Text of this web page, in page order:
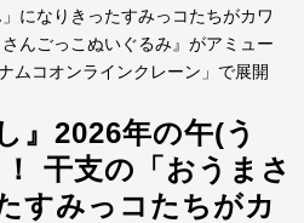
になりきったすみっコたちがカワ
んごっこぬいぐるみ』がアミュー
ムコオンラインクレーン」で展開
』2026年の午(う
干支の「おうまさ
すみっコたちがカ